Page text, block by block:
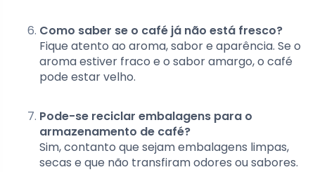
Como saber se o café já não está fresco?
Fique atento ao aroma, sabor e aparência. Se o
aroma estiver fraco e o sabor amargo, o café
pode estar velho.
Pode-se reciclar embalagens para o
armazenamento de café?
Sim, contanto que sejam embalagens limpas,
secas e que não transfiram odores ou sabores.